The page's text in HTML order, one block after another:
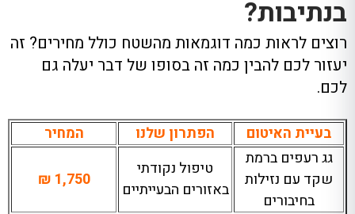
בנתיבות?
רוצים לראות כמה דוגמאות מהשטח כולל מחירים? זה
יעזור לכם להבין כמה זה בסופו של דבר יעלה גם
לכם.
בעיית האיטום הפתרון שלנו
המחיר
גג רעפים ברמת
שקד עם נזילות
בחיבורים
טיפול נקודתי
באזורים הבעייתיים
1,750 ₪